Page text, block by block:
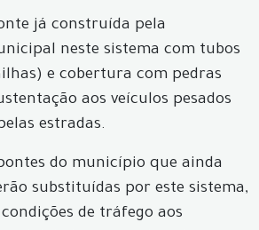
já construída pela
neste sistema com tubos
e cobertura com pedras
aos veículos pesados
estradas.
do município que ainda
substituídas por este sistema,
de tráfego aos